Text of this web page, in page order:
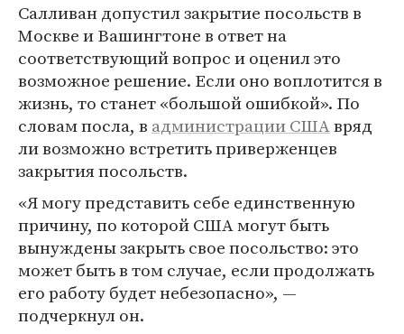
Салливан допустил закрытие посольств в
Москве и Вашингтоне в ответ на
соответствующий вопрос и оценил это
возможное решение. Если оно воплотится в
жизнь, то станет «большой ошибкой». По
словам посла, в администрации СШАвряд
ли возможно встретить приверженцев
закрытия посольств.
«Я могу представить себе единственную
причину, по которой США могут быть
вынуждены закрыть свое посольство: это
может быть в том случае, если продолжать
его работу будет небезопасно», —
подчеркнул он.